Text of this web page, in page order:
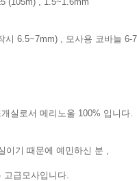
시 6.5~7mm) , 모사용 코바늘 6-7
실로서 메리노울 100% 입니다.
이기 때문에 예민하신 분 ,
고급모사입니다.